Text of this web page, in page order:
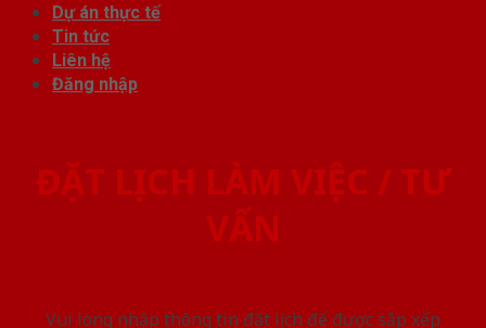
Dự án thực tế
Tin tức
Liên hệ
Đăng nhập
ĐẶT LỊCH LÀM VIỆC / TƯ
VẤN
Vui lòng nhập thông tin đặt lịch để được sắp xếp